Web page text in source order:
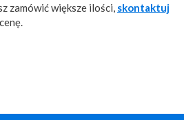
zamówić większe ilości, skontaktuj